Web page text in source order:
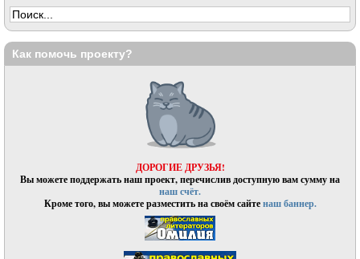
Как помочь проекту?
ДОРОГИЕ ДРУЗЬЯ!
Вы можете поддержать наш проект, перечислив доступную вам сумму на
наш счёт.
Кроме того, вы можете разместить на своём сайтенаш баннер.